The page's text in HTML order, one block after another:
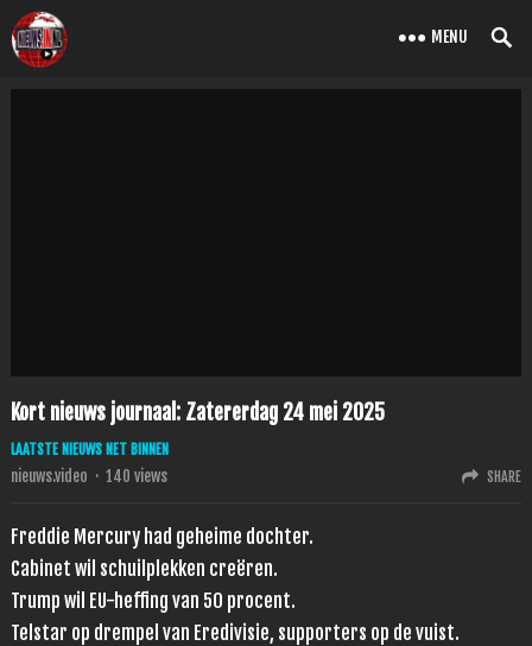
MENU
Kort nieuws journaal: Zatererdag 24 mei 2025
LAATSTE NIEUWS NET BINNEN
nieuws.video · 140 views SHARE
Freddie Mercury had geheime dochter.
Cabinet wil schuilplekken creëren.
Trump wil EU-heffing van 50 procent.
Telstar op drempel van Eredivisie, supporters op de vuist.